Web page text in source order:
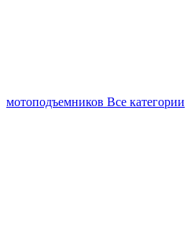
мотоподъемников Все категории